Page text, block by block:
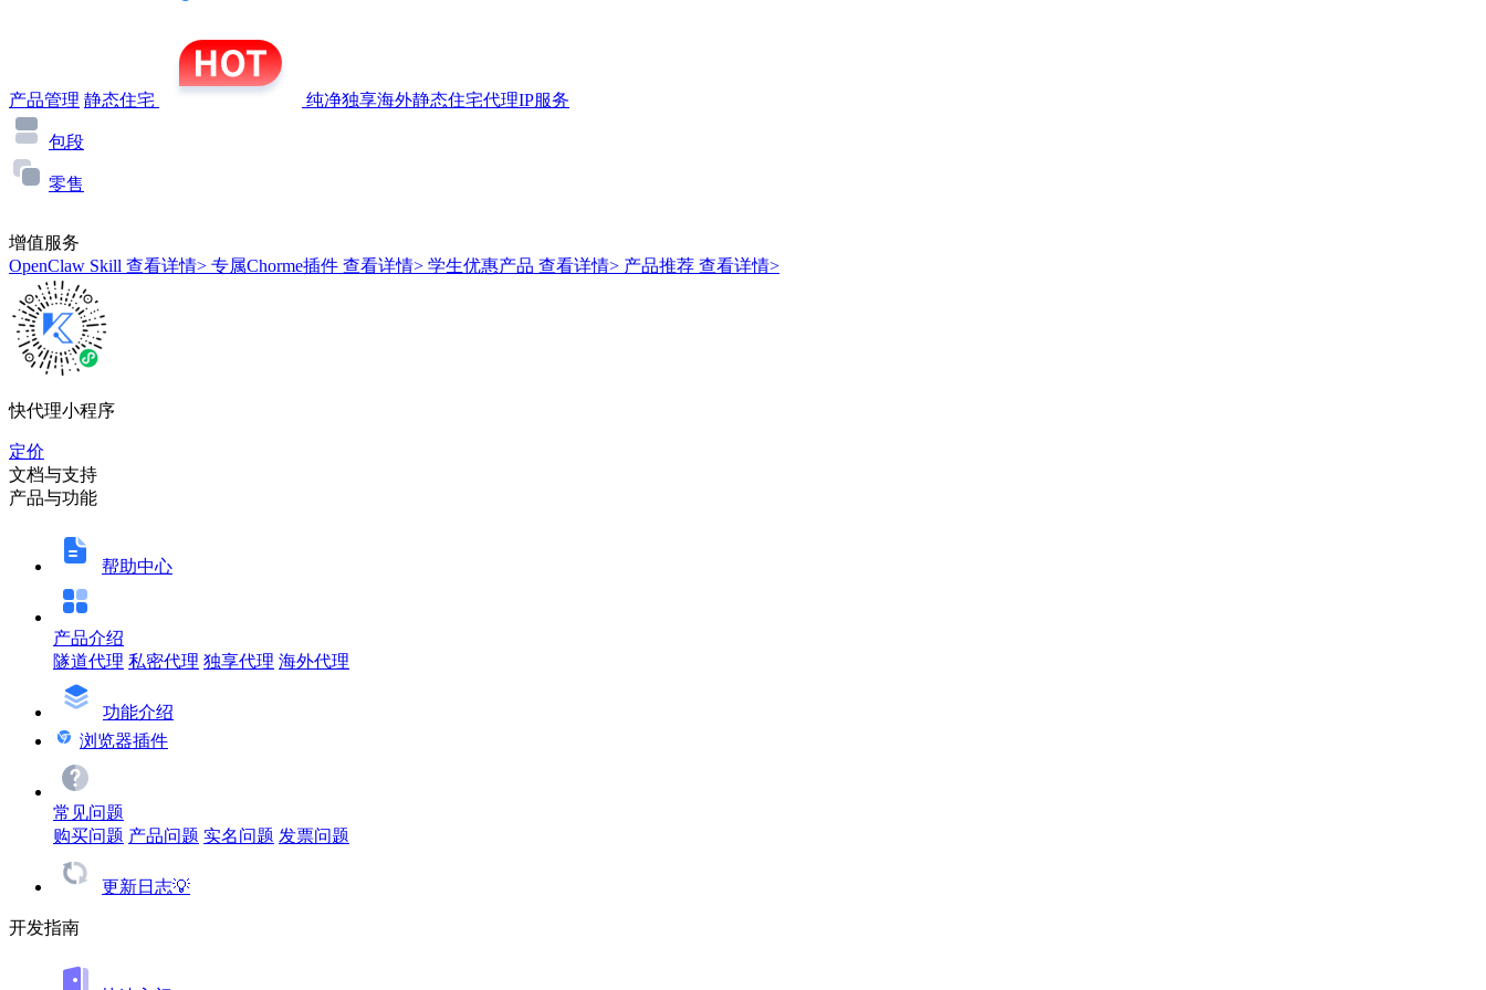
产品管理 静态住宅 纯净独享海外静态住宅代理IP服务
包段
零售
增值服务
OpenClaw Skill 查看详情> 专属Chorme插件 查看详情> 学生优惠产品 查看详情> 产品推荐 查看详情>
快代理小程序
定价
文档与支持
产品与功能
帮助中心
产品介绍
隧道代理 私密代理 独享代理 海外代理
功能介绍
浏览器插件
常见问题
购买问题 产品问题 实名问题 发票问题
更新日志💡
开发指南